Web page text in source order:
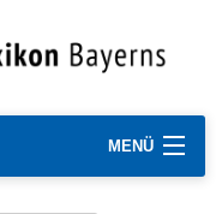
MENÜ